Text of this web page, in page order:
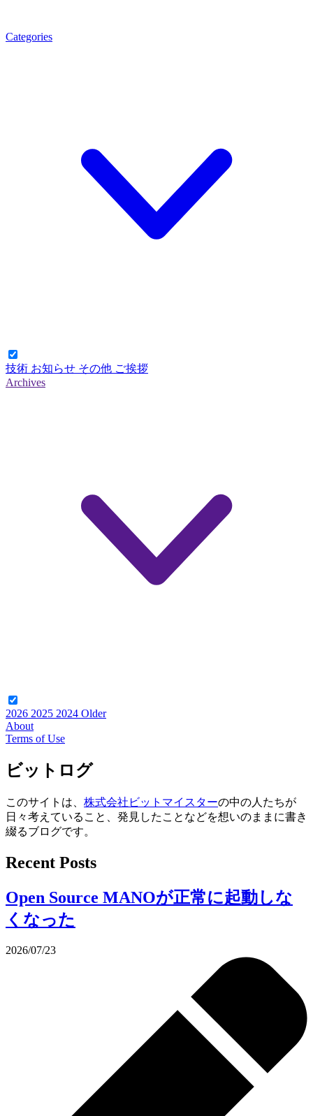
Categories
技術 お知らせ その他 ご挨拶
Archives
2026 2025 2024 Older
About
Terms of Use
ビットログ
このサイトは、 株式会社ビットマイスターの中の人たちが
日々考えていること、発見したことなどを想いのままに書き
綴るブログです。
Recent Posts
Open Source MANOが正常に起動しな
くなった
2026/07/23